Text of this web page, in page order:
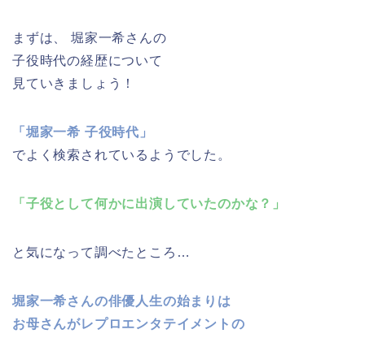
まずは、 堀家一希さんの
子役時代の経歴について
見ていきましょう！
「堀家一希 子役時代」
でよく検索されているようでした。
「子役として何かに出演していたのかな？」
と気になって調べたところ…
堀家一希さんの俳優人生の始まりは
お母さんがレプロエンタテイメントの